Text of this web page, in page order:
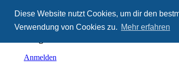
Diese Website nutzt Cookies, um dir den
Verwendung von Cookies zu. Mehr erfahren
Anonym
Anmelden